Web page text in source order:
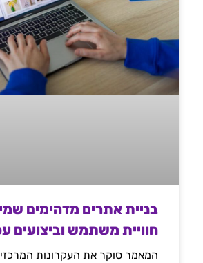
בניית אתרים מדהימים
חוויית משתמש וביצועים
המאמר סוקר את העקרונות